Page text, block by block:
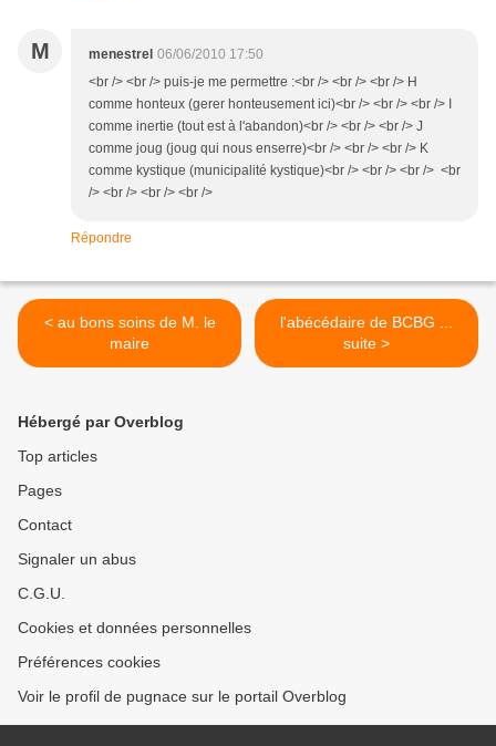
M menestrel 06/06/2010 17:50
<br /> <br /> puis-je me permettre :<br /> <br /> <br /> H
comme honteux (gerer honteusement ici)<br /> <br /> <br /> I
comme inertie (tout est à l'abandon)<br /> <br /> <br /> J
comme joug (joug qui nous enserre)<br /> <br /> <br /> K
comme kystique (municipalité kystique)<br /> <br /> <br /> <br
/> <br /> <br /> <br />
Répondre
< au bons soins de M. le
maire
l'abécédaire de BCBG ...
suite >
Hébergé par Overblog
Top articles
Pages
Contact
Signaler un abus
C.G.U.
Cookies et données personnelles
Préférences cookies
Voir le profil de pugnace sur le portail Overblog